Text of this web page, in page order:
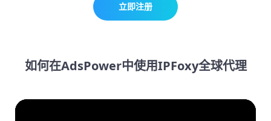
立即注册
如何在AdsPower中使用IPFoxy全球代理